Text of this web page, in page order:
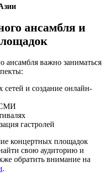
ансамбля и
ансамбля важно заниматься
и создание онлайн-
СМИ
гастролей
концертных площадок
свою аудиторию и
обратить внимание на
.